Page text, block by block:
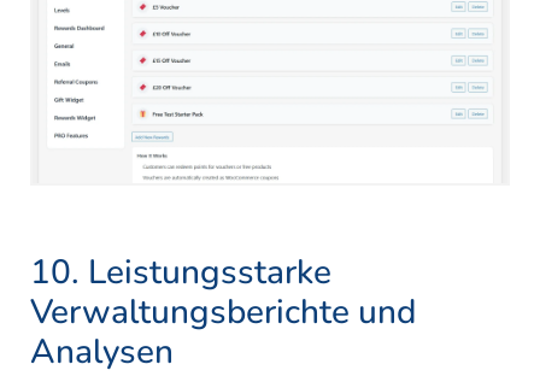
10. Leistungsstarke
Verwaltungsberichte und
Analysen